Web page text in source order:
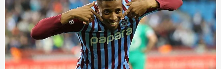
6698 sayılı Kişisel Verilerin Korunması Kanunu uyarınca
hazırlanmış Aydınlatma Metnimizi okumak ve sitemizde
ilgili mevzuata uygun olarak kullanılan çerezlerle ilgili bilgi
almak için lütfentıklayınız.
oyuncu olma başarısı
gösterdi.